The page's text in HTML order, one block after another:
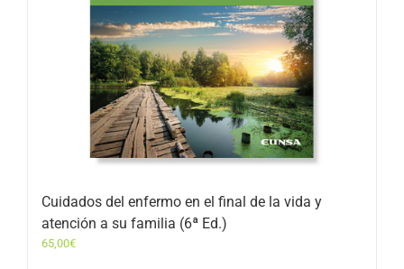
Cuidados del enfermo en el final de la vida y
atención a su familia (6ª Ed.)
65,00€